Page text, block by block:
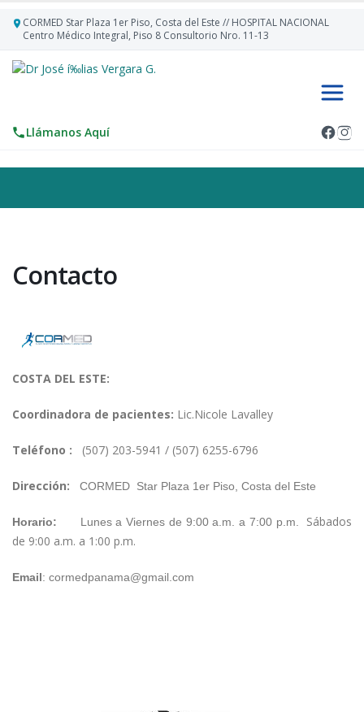
CORMED Star Plaza 1er Piso, Costa del Este // HOSPITAL NACIONAL
Centro Médico Integral, Piso 8 Consultorio Nro. 11-13
Llámanos Aquí
Contacto
COSTA DEL ESTE:
Coordinadora de pacientes: Lic.Nicole Lavalley
Teléfono : (507) 203-5941 / (507) 6255-6796
Dirección: CORMED Star Plaza 1er Piso, Costa del Este
Horario: Lunes a Viernes de 9:00 a.m. a 7:00 p.m.
Sábados
de 9:00 a.m. a 1:00 p.m.
Email: cormedpanama@gmail.com